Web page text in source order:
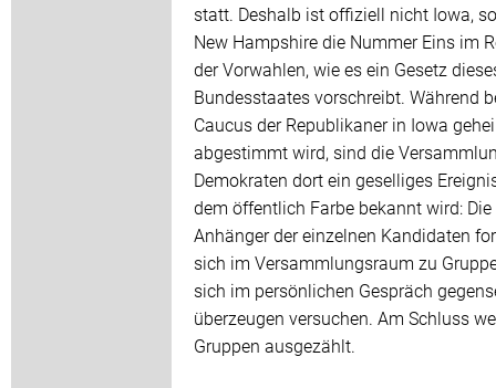
statt. Deshalb ist offiziell nicht Iowa,
New Hampshire die Nummer Eins im
der Vorwahlen, wie es ein Gesetz
Bundesstaates vorschreibt. Während
Caucus der Republikaner in Iowa
abgestimmt wird, sind die
Demokraten dort ein geselliges
dem öffentlich Farbe bekannt wird: Die
Anhänger der einzelnen Kandidaten
sich im Versammlungsraum zu
sich im persönlichen Gespräch
überzeugen versuchen. Am Schluss
Gruppen ausgezählt.